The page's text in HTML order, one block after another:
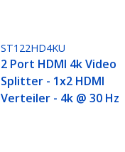
ST122HD4KU
2 Port HDMI 4k Video
Splitter - 1x2 HDMI
Verteiler - 4k @ 30 Hz